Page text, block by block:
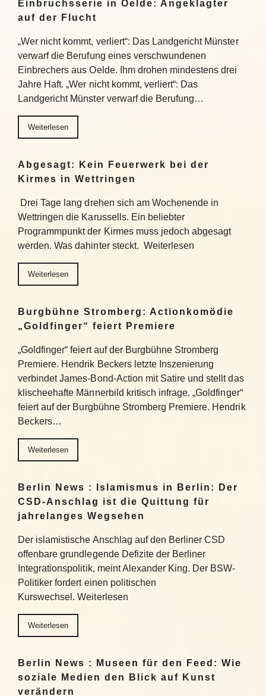
Einbruchsserie in Oelde: Angeklagter
auf der Flucht
„Wer nicht kommt, verliert“: Das Landgericht Münster
verwarf die Berufung eines verschwundenen
Einbrechers aus Oelde. Ihm drohen mindestens drei
Jahre Haft. „Wer nicht kommt, verliert“: Das
Landgericht Münster verwarf die Berufung…
Weiterlesen
Abgesagt: Kein Feuerwerk bei der
Kirmes in Wettringen
Drei Tage lang drehen sich am Wochenende in
Wettringen die Karussells. Ein beliebter
Programmpunkt der Kirmes muss jedoch abgesagt
werden. Was dahinter steckt. Weiterlesen
Weiterlesen
Burgbühne Stromberg: Actionkomödie
„Goldfinger“ feiert Premiere
„Goldfinger“ feiert auf der Burgbühne Stromberg
Premiere. Hendrik Beckers letzte Inszenierung
verbindet James-Bond-Action mit Satire und stellt das
klischeehafte Männerbild kritisch infrage. „Goldfinger“
feiert auf der Burgbühne Stromberg Premiere. Hendrik
Beckers…
Weiterlesen
Berlin News : Islamismus in Berlin: Der
CSD-Anschlag ist die Quittung für
jahrelanges Wegsehen
Der islamistische Anschlag auf den Berliner CSD
offenbare grundlegende Defizite der Berliner
Integrationspolitik, meint Alexander King. Der BSW-
Politiker fordert einen politischen
Kurswechsel. Weiterlesen
Weiterlesen
Berlin News : Museen für den Feed: Wie
soziale Medien den Blick auf Kunst
verändern